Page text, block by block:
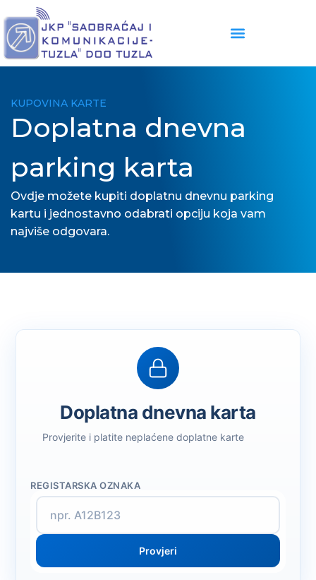
KUPOVINA KARTE
Doplatna dnevna
parking karta
Ovdje možete kupiti doplatnu dnevnu parking
kartu i jednostavno odabrati opciju koja vam
najviše odgovara.
Doplatna dnevna karta
Provjerite i platite neplaćene doplatne karte
REGISTARSKA OZNAKA
Provjeri